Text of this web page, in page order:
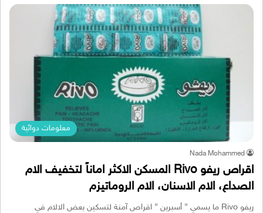
معلومات دوائية
Nada Mohammed
اقراص ريفو Rivo المسكن الاكثر اماناً لتخفيف الام
الصداع، الام الاسنان، الام الروماتيزم
ريفو Rivo ما يسمي ” أسبرين ” اقراص آمنة لتسكين بعض الالام في